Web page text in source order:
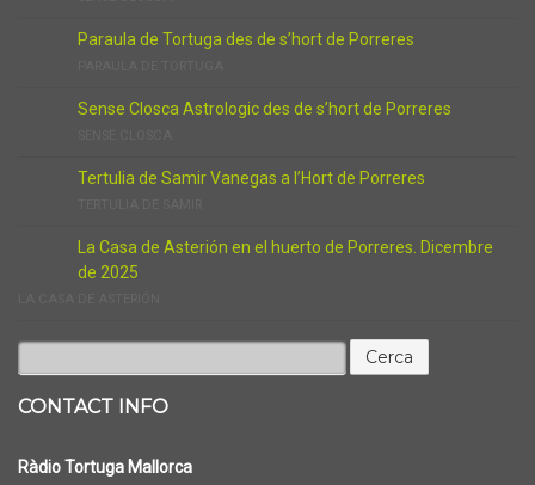
Paraula de Tortuga des de s’hort de Porreres
Sense Closca Astrologic des de s’hort de Porreres
Tertulia de Samir Vanegas a l’Hort de Porreres
La Casa de Asterión en el huerto de Porreres. Dicembre
de 2025
Cerca:
CONTACT INFO
Ràdio Tortuga Mallorca